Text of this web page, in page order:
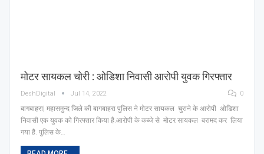
मोटर सायकल चोरी : ओडिशा निवासी आरोपी युवक गिरफ्तार
DeshDigital Jul 14, 2022 0
बागबाहरा| महासमुन्द जिले की बागबाहरा पुलिस ने मोटर सायकल चुराने के आरोपी ओडिशा
निवासी एक युवक को गिरफ्तार किया है.आरोपी के कब्जे से मोटर सायकल बरामद कर लिया
गया है. पुलिस के…